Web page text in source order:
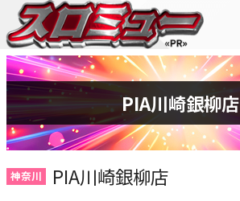
PIA川崎銀柳店
神奈川 PIA川崎銀柳店